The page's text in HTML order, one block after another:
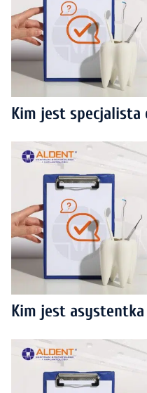
Kim jest specjalista
Kim jest